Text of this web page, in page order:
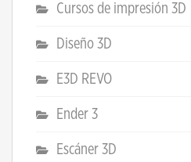
Cursos de impresión 3D
Diseño 3D
E3D REVO
Ender 3
Escáner 3D